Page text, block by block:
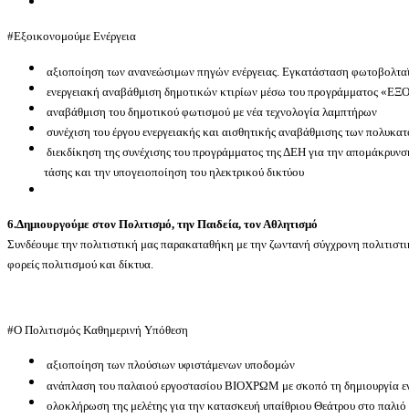
#Εξοικονομούμε Ενέργεια
αξιοποίηση των ανανεώσιμων πηγών ενέργειας. Εγκατάσταση
ενεργειακή αναβάθμιση δημοτικών κτιρίων μέσω του προγράμματος
αναβάθμιση του δημοτικού φωτισμού με νέα τεχνολογία λαμπτήρων
συνέχιση του έργου ενεργειακής και αισθητικής αναβάθμισης των
διεκδίκηση της συνέχισης του προγράμματος της ΔΕΗ για την
τάσης και την υπογειοποίηση του ηλεκτρικού δικτύου
6.Δημιουργούμε στον Πολιτισμό, την Παιδεία, τον Αθλητισμό
Συνδέουμε την πολιτιστική μας παρακαταθήκη με την ζωντανή σύγχρονη
φορείς πολιτισμού και δίκτυα.
#Ο Πολιτισμός Καθημερινή Υπόθεση
αξιοποίηση των πλούσιων υφιστάμενων υποδομών
ανάπλαση του παλαιού εργοστασίου ΒΙΟΧΡΩΜ με σκοπό τη δημιουργία
ολοκλήρωση της μελέτης για την κατασκευή υπαίθριου Θεάτρου στο